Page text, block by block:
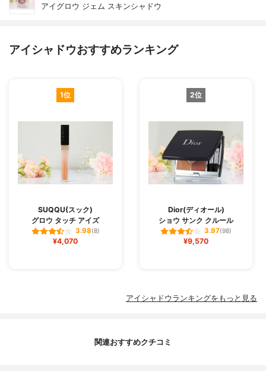
アイグロウ ジェム スキンシャドウ
アイシャドウおすすめランキング
1位
SUQQU(スック)
グロウ タッチ アイズ
3.98(8)
¥4,070
2位
Dior(ディオール)
ショウ サンク クルール
3.97(98)
¥9,570
アイシャドウランキングをもっと見る
関連おすすめクチコミ